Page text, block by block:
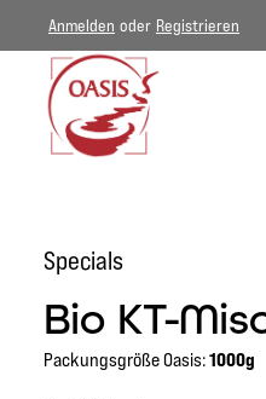
Hauptinhalt springen
Zur Hauptnavigation springen
Anmelden oder Registrieren
Specials
Bio KT-
Packungsgröße Oasis:1000g